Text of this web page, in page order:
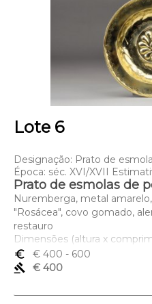
Lote 6
Designação: Prato de
Época: séc. XVI/XVII
Prato de esmolas de
Nuremberga, metal
"Rosácea", covo gomado,
restauro
Dimensões (altura x
euro_symbol
€ 400 - 600
gavel
€ 400